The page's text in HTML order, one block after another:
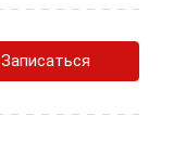
Записаться